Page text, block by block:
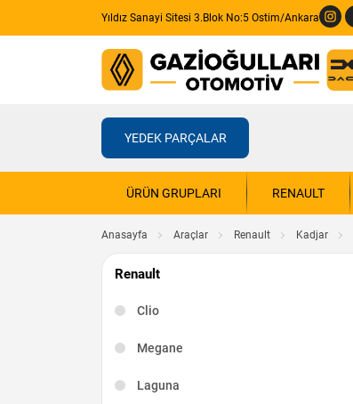
Yıldız Sanayi Sitesi 3.Blok No:5 Ostim/Ankara
YEDEK PARÇALAR
ÜRÜN GRUPLARI RENAULT
Anasayfa Araçlar Renault Kadjar
Renault
Clio
Megane
Laguna